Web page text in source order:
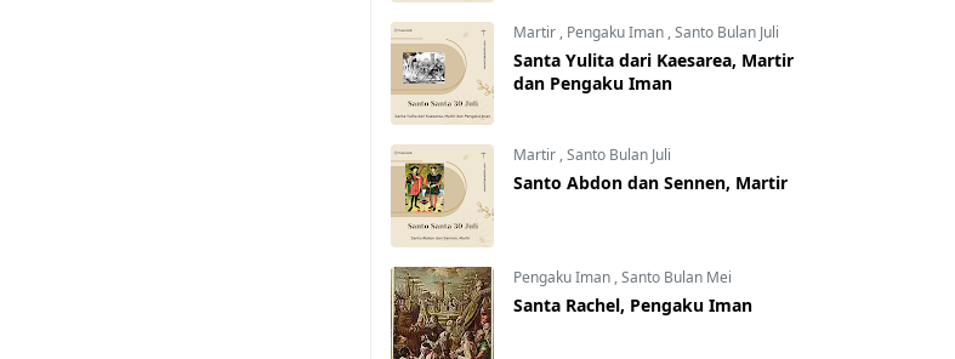
Martir , Pengaku Iman ,Santo Bulan Juli
Santa Yulita dari Kaesarea, Martir
dan Pengaku Iman
Martir ,Santo Bulan Juli
Santo Abdon dan Sennen, Martir
Pengaku Iman ,Santo Bulan Mei
Santa Rachel, Pengaku Iman